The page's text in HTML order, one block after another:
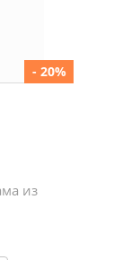
- 20%
из